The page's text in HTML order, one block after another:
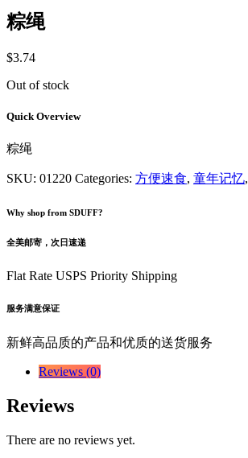
粽绳
$3.74
Out of stock
Quick Overview
粽绳
SKU: 01220 Categories: 方便速食, 童年记忆,
Why shop from SDUFF?
全美邮寄，次日速递
Flat Rate USPS Priority Shipping
服务满意保证
新鲜高品质的产品和优质的送货服务
Reviews (0)
Reviews
There are no reviews yet.